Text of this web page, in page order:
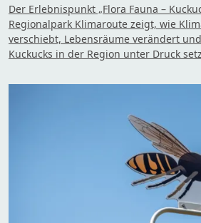
Der Erlebnispunkt „Flora Fauna –
Regionalpark Klimaroute zeigt, wie
verschiebt, Lebensräume verändert
Kuckucks in der Region unter Druck